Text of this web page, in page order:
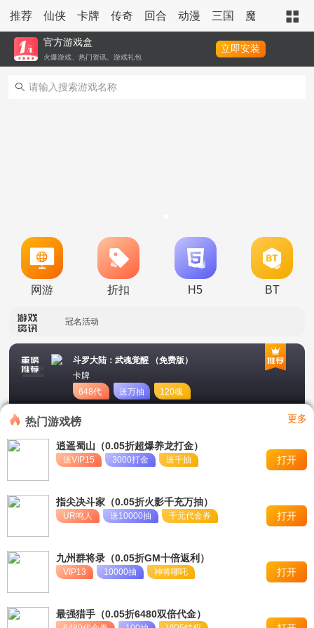
推荐 仙侠 卡牌 传奇 回合 动漫 三国 魔幻 策略
官方游戏盒
火爆游戏、热门资讯、游戏礼包
立即安装
网游 折扣 H5 BT
转游活动
永久累充活动
冠名活动
斗罗大陆：武魂觉醒 （免费版）
卡牌
648代
币
送万抽
120魂
币
热门游戏榜 更多
逍遥蜀山（0.05折超爆养龙打金）
送VIP15 3000打金 送千抽 打开
指尖决斗家（0.05折火影千充万抽）
UR鸣人 送10000抽 千元代金券 打开
九州群将录（0.05折GM十倍返利）
VIP13 10000抽 神将哪吒 打开
最强猎手（0.05折6480双倍代金）